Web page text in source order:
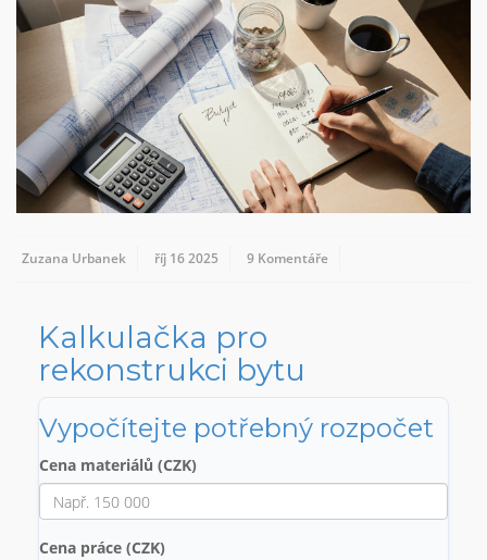
Zuzana Urbanek říj 16 2025 9 Komentáře
Kalkulačka pro
rekonstrukci bytu
Vypočítejte potřebný rozpočet
Cena materiálů (CZK)
Cena práce (CZK)